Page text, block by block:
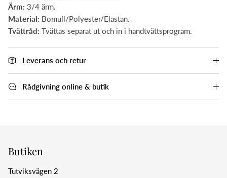
Ärm: 3/4 ärm.
Material: Bomull/Polyester/Elastan.
Tvättråd: Tvättas separat ut och in i handtvättsprogram.
Leverans och retur
Rådgivning online & butik
Butiken
Tutviksvägen 2